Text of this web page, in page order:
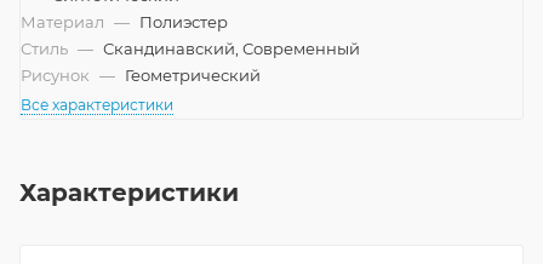
Материал — Полиэстер
Стиль — Скандинавский, Современный
Рисунок — Геометрический
Все характеристики
Характеристики